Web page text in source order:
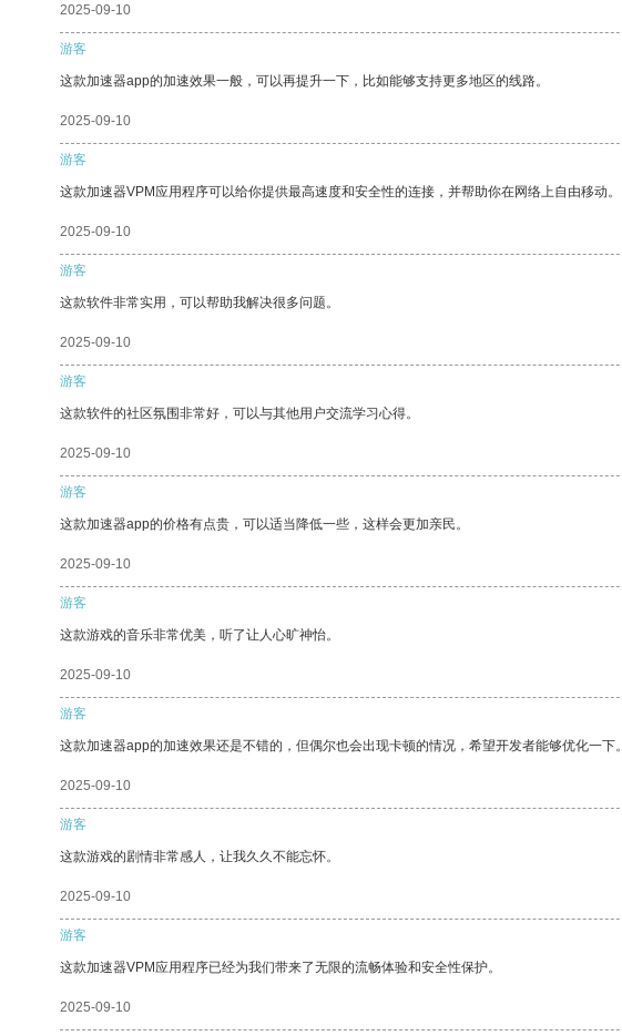
2025-09-10
游客
这款加速器app的加速效果一般，可以再提升一下，比如能够支持更多地区的线路。
2025-09-10
游客
这款加速器VPM应用程序可以给你提供最高速度和安全性的连接，并帮助你在网络上自由移动。
2025-09-10
游客
这款软件非常实用，可以帮助我解决很多问题。
2025-09-10
游客
这款软件的社区氛围非常好，可以与其他用户交流学习心得。
2025-09-10
游客
这款加速器app的价格有点贵，可以适当降低一些，这样会更加亲民。
2025-09-10
游客
这款游戏的音乐非常优美，听了让人心旷神怡。
2025-09-10
游客
这款加速器app的加速效果还是不错的，但偶尔也会出现卡顿的情况，希望开发者能够优化一下。
2025-09-10
游客
这款游戏的剧情非常感人，让我久久不能忘怀。
2025-09-10
游客
这款加速器VPM应用程序已经为我们带来了无限的流畅体验和安全性保护。
2025-09-10